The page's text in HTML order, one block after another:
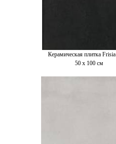
Керамическая плитка
50 x 100 см